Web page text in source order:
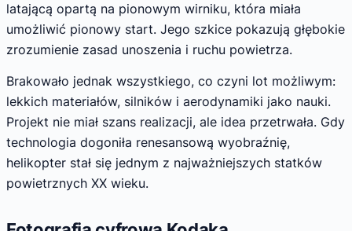
latającą opartą na pionowym wirniku, która miała
umożliwić pionowy start. Jego szkice pokazują głębokie
zrozumienie zasad unoszenia i ruchu powietrza.
Brakowało jednak wszystkiego, co czyni lot możliwym:
lekkich materiałów, silników i aerodynamiki jako nauki.
Projekt nie miał szans realizacji, ale idea przetrwała. Gdy
technologia dogoniła renesansową wyobraźnię,
helikopter stał się jednym z najważniejszych statków
powietrznych XX wieku.